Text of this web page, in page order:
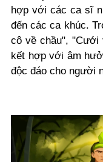
hợp với các ca sĩ
đến các ca khúc.
cô về chầu", "Cưới
kết hợp với âm
độc đáo cho người